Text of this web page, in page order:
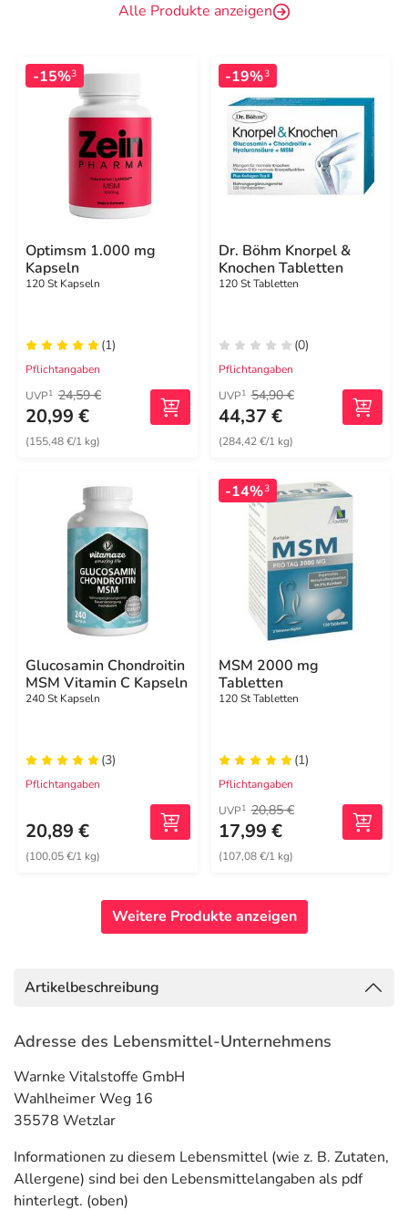
Alle Produkte anzeigen
-15%3
Optimsm 1.000 mg
Kapseln
120 St Kapseln
(1)
Pflichtangaben
UVP1 24,59 €
20,99 €
(155,48 €/1 kg)
-19%3
Dr. Böhm Knorpel &
Knochen Tabletten
120 St Tabletten
(0)
Pflichtangaben
UVP1 54,90 €
44,37 €
(284,42 €/1 kg)
Glucosamin Chondroitin
MSM Vitamin C Kapseln
240 St Kapseln
(3)
Pflichtangaben
20,89 €
(100,05 €/1 kg)
-14%3
MSM 2000 mg
Tabletten
120 St Tabletten
(1)
Pflichtangaben
UVP1 20,85 €
17,99 €
(107,08 €/1 kg)
Weitere Produkte anzeigen
Artikelbeschreibung
Adresse des Lebensmittel-Unternehmens
Warnke Vitalstoffe GmbH
Wahlheimer Weg 16
35578 Wetzlar
Informationen zu diesem Lebensmittel (wie z. B. Zutaten,
Allergene) sind bei den Lebensmittelangaben als pdf
hinterlegt. (oben)